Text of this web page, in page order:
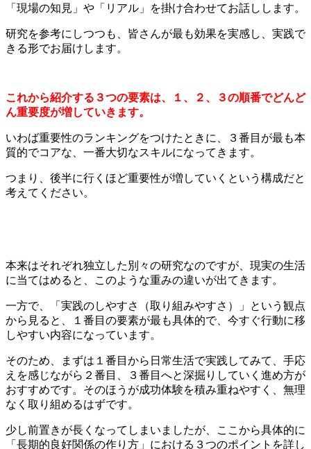
「現場の知見」や「リアル」を掛け合わせてお話しします。
研究を参考にしつつも、皆さんが最も効果を実感し、実践で
きる形でお届けします。
これから紹介する３つの要素は、１、２、３の順番でどんど
ん重要度が増していきます。
いわば重要性のランキングをつけたときに、３番目が最も本
質的でコアな、一番大切なスキルになってきます。
つまり、後半に行くほど重要性が増していくという構成だと
考えてください。
本来はそれぞれ独立した別々の研究なのですが、現実の生活
に当てはめると、このような重みの違いが出てきます。
一方で、「実践のしやすさ（取り組みやすさ）」という観点
から見ると、１番目の要素が最も具体的で、今すぐ行動に移
しやすい内容になっています。
そのため、まずは１番目から日常生活で実践してみて、手応
えを感じながら２番目、３番目へと深掘りしていく進め方が
おすすめです。そのほうが成功体験を積み重ねやすく、無理
なく取り組めるはずです。
少し前置きが長くなってしまいましたが、ここから具体的に
「長期的良好関係の作り方」における３つのポイントを詳し